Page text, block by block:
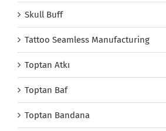
Skull Buff
Tattoo Seamless Manufacturing
Toptan Atkı
Toptan Baf
Toptan Bandana